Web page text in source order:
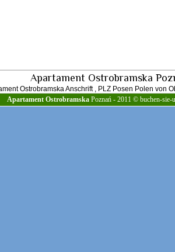
Apartament Ostrobramska
Ostrobramska Anschrift , PLZ Posen Polen von
Apartament OstrobramskaPoznań - 2011 © buchen-sie-